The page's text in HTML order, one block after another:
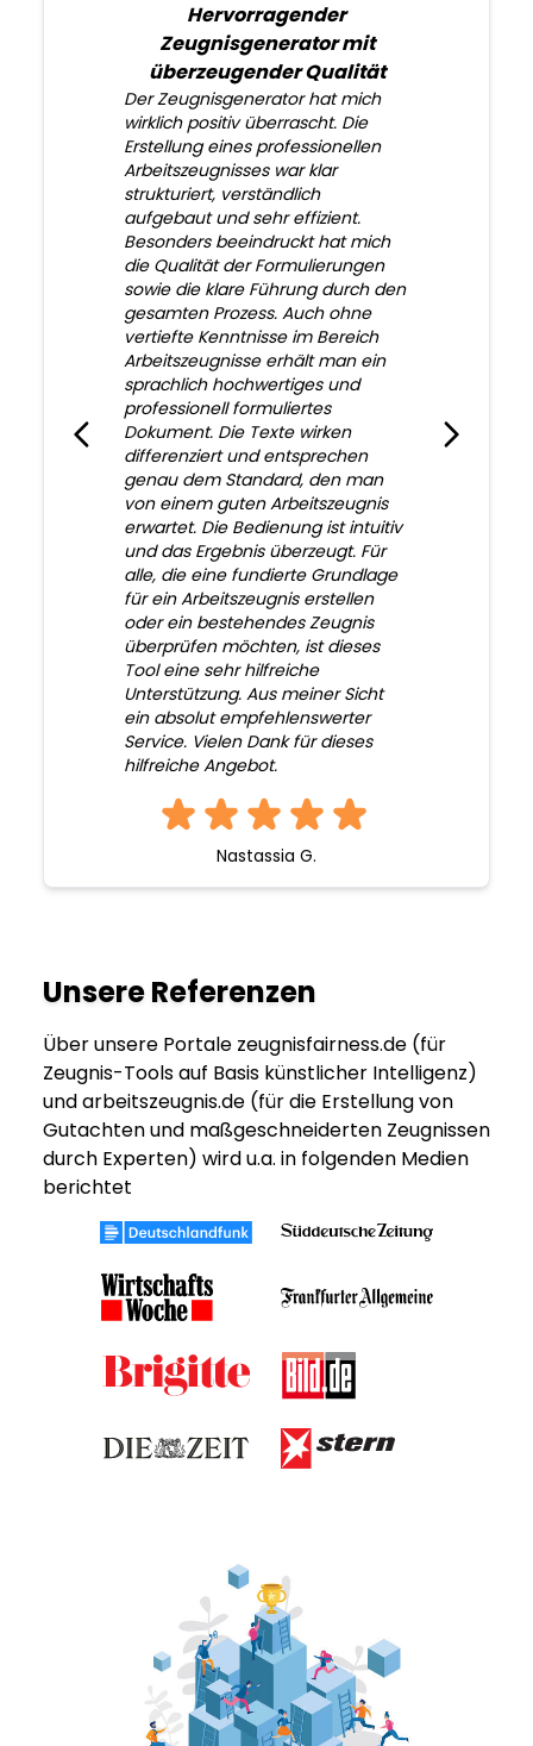
Hervorragender
Zeugnisgenerator mit
überzeugender Qualität
Der Zeugnisgenerator hat mich
wirklich positiv überrascht. Die
Erstellung eines professionellen
Arbeitszeugnisses war klar
strukturiert, verständlich
aufgebaut und sehr effizient.
Besonders beeindruckt hat mich
die Qualität der Formulierungen
sowie die klare Führung durch den
gesamten Prozess. Auch ohne
vertiefte Kenntnisse im Bereich
Arbeitszeugnisse erhält man ein
sprachlich hochwertiges und
professionell formuliertes
Dokument. Die Texte wirken
differenziert und entsprechen
genau dem Standard, den man
von einem guten Arbeitszeugnis
erwartet. Die Bedienung ist intuitiv
und das Ergebnis überzeugt. Für
alle, die eine fundierte Grundlage
für ein Arbeitszeugnis erstellen
oder ein bestehendes Zeugnis
überprüfen möchten, ist dieses
Tool eine sehr hilfreiche
Unterstützung. Aus meiner Sicht
ein absolut empfehlenswerter
Service. Vielen Dank für dieses
hilfreiche Angebot.
Nastassia G.
Unsere Referenzen
Über unsere Portale zeugnisfairness.de (für
Zeugnis-Tools auf Basis künstlicher Intelligenz)
und arbeitszeugnis.de (für die Erstellung von
Gutachten und maßgeschneiderten Zeugnissen
durch Experten) wird u.a. in folgenden Medien
berichtet